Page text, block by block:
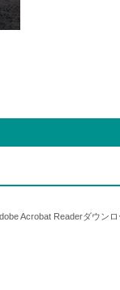
Acrobat Readerダウン